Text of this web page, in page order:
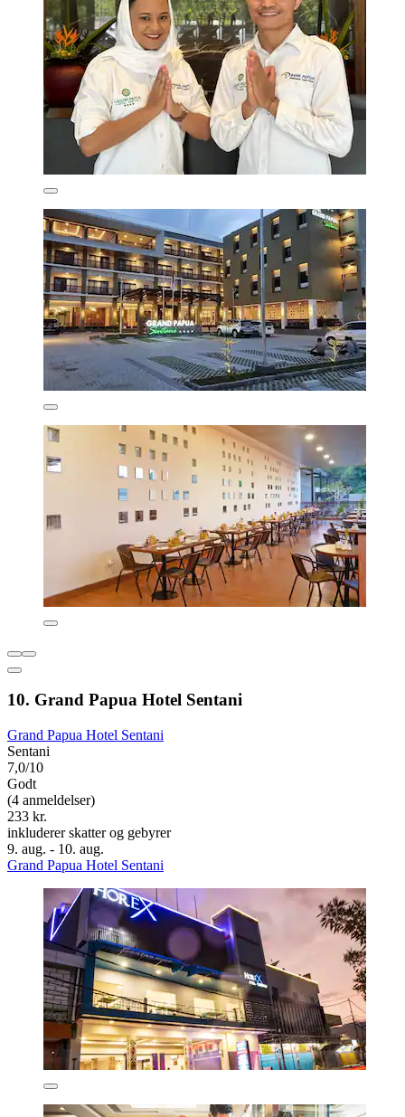
10. Grand Papua Hotel Sentani
Grand Papua Hotel Sentani
Sentani
7,0/10
Godt
(4 anmeldelser)
233 kr.
inkluderer skatter og gebyrer
9. aug. - 10. aug.
Grand Papua Hotel Sentani